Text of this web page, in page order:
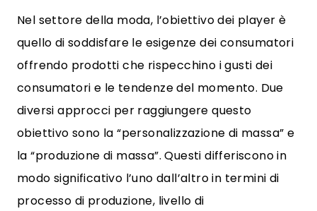
Nel settore della moda, l’obiettivo dei player è
quello di soddisfare le esigenze dei consumatori
offrendo prodotti che rispecchino i gusti dei
consumatori e le tendenze del momento. Due
diversi approcci per raggiungere questo
obiettivo sono la “personalizzazione di massa” e
la “produzione di massa”. Questi differiscono in
modo significativo l’uno dall’altro in termini di
processo di produzione, livello di